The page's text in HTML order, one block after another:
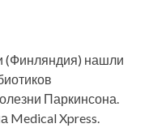
(Финляндия) нашли
Паркинсона.
Medical Xpress.